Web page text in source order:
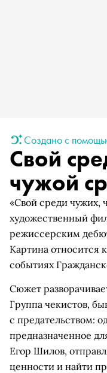
Создано с
Свой
чужой
«Свой среди чужих,
художественный
режиссерским
Картина относится
событиях
Сюжет
Группа чекистов,
с предательством:
предназначенное
Егор Шилов,
ценности и найти